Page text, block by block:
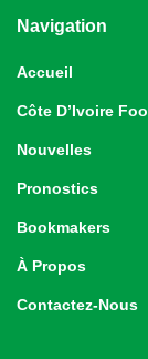
Navigation
Accueil
Côte D’Ivoire
Nouvelles
Pronostics
Bookmakers
À Propos
Contactez-Nous